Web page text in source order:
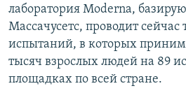
лаборатория Moderna,
Массачусетс, проводит сейчас
испытаний, в которых
тысяч взрослых людей на 89
площадках по всей стране.